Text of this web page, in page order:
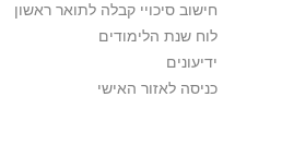
חישוב סיכויי קבלה לתואר ראשון
לוח שנת הלימודים
ידיעונים
כניסה לאזור האישי